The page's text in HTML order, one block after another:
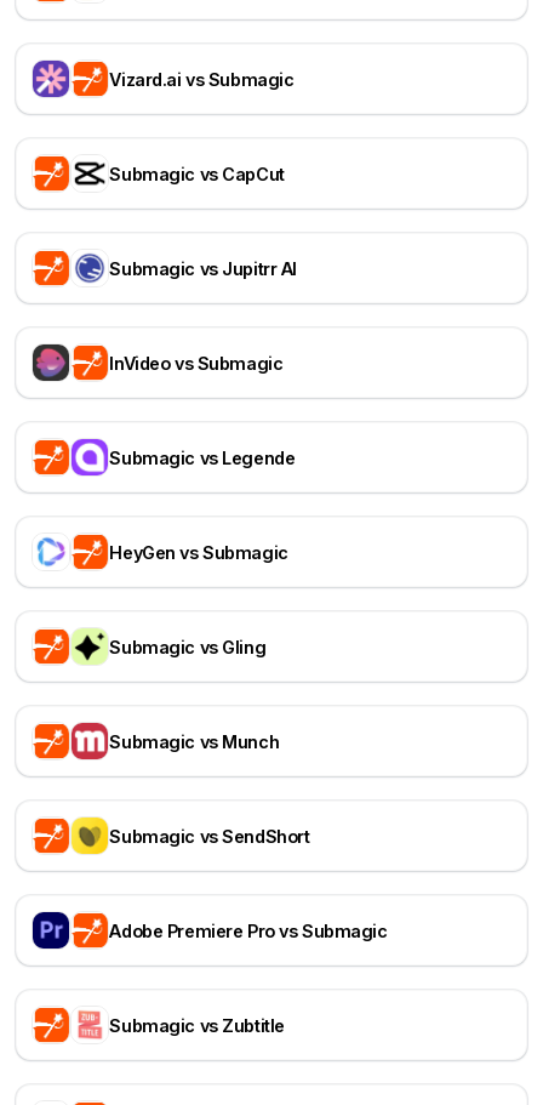
Vizard.ai vs Submagic
Submagic vs CapCut
Submagic vs Jupitrr AI
InVideo vs Submagic
Submagic vs Legende
HeyGen vs Submagic
Submagic vs Gling
Submagic vs Munch
Submagic vs SendShort
Adobe Premiere Pro vs Submagic
Submagic vs Zubtitle